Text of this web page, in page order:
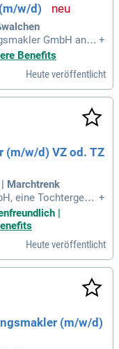
w/d)
GmbH an! A
Ried im Innkreis un
sich jetzt!
+
Benefits
Heute veröffentlicht
(m/w/d) VZ od. TZ
Marchtrenk
eine Tochtergesel
Jahren maßgesc
Konzern Kolleg:i
Werden Sie Teil
in Österrei
+
|
Heute veröffentlicht
(m/w/d)